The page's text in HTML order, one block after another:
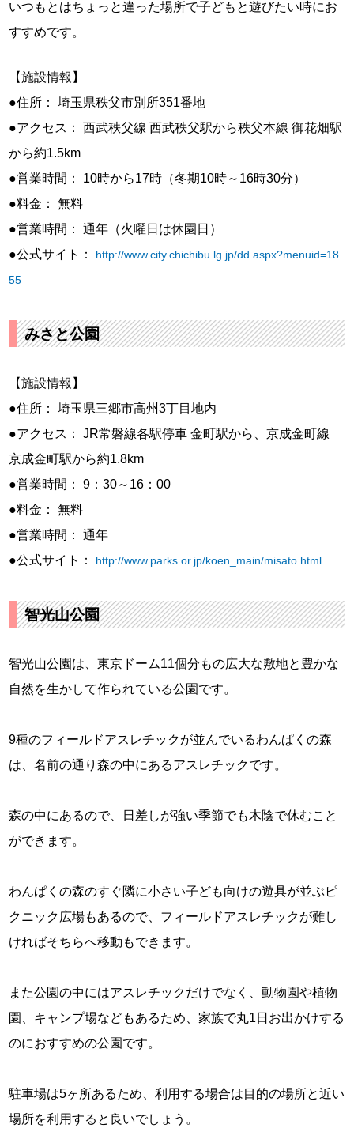
いつもとはちょっと違った場所で子どもと遊びたい時にお
すすめです。
【施設情報】
●住所： 埼玉県秩父市別所351番地
●アクセス： 西武秩父線 西武秩父駅から秩父本線 御花畑駅
から約1.5km
●営業時間： 10時から17時（冬期10時～16時30分）
●料金： 無料
●営業時間： 通年（火曜日は休園日）
●公式サイト： http://www.city.chichibu.lg.jp/dd.aspx?menuid=18
55
みさと公園
【施設情報】
●住所： 埼玉県三郷市高州3丁目地内
●アクセス： JR常磐線各駅停車 金町駅から、京成金町線
京成金町駅から約1.8km
●営業時間： 9：30～16：00
●料金： 無料
●営業時間： 通年
●公式サイト： http://www.parks.or.jp/koen_main/misato.html
智光山公園
智光山公園は、東京ドーム11個分もの広大な敷地と豊かな
自然を生かして作られている公園です。
9種のフィールドアスレチックが並んでいるわんぱくの森
は、名前の通り森の中にあるアスレチックです。
森の中にあるので、日差しが強い季節でも木陰で休むこと
ができます。
わんぱくの森のすぐ隣に小さい子ども向けの遊具が並ぶピ
クニック広場もあるので、フィールドアスレチックが難し
ければそちらへ移動もできます。
また公園の中にはアスレチックだけでなく、動物園や植物
園、キャンプ場などもあるため、家族で丸1日お出かけする
のにおすすめの公園です。
駐車場は5ヶ所あるため、利用する場合は目的の場所と近い
場所を利用すると良いでしょう。